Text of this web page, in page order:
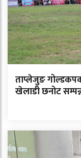
ताप्लेजुङ
खेलाडी छनोट